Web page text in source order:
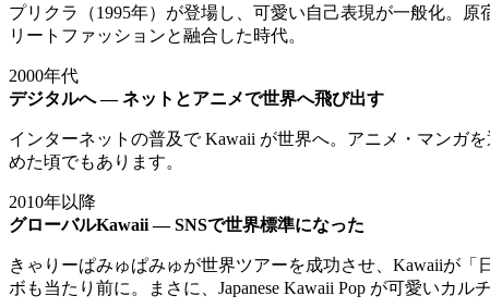
プリクラ（1995年）が登場し、可愛い自己表現が一般化。
リートファッションと融合した時代。
2000年代
デジタルへ ― ネットとアニメで世界へ飛び出す
インターネットの普及で Kawaii が世界へ。アニメ・マンガ
めた頃でもあります。
2010年以降
グローバルKawaii ― SNSで世界標準になった
きゃりーぱみゅぱみゅが世界ツアーを成功させ、Kawaiiが「
ボも当たり前に。まさに、Japanese Kawaii Pop が可愛いカル